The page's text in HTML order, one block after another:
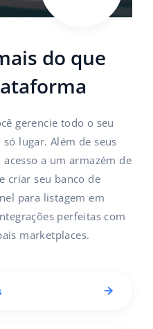
do que
gerencie todo o seu
lugar. Além de seus
a um armazém de
criar seu banco de
para listagem em
perfeitas com
marketplaces.